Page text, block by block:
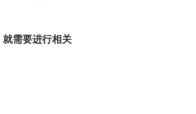
需要进行相关